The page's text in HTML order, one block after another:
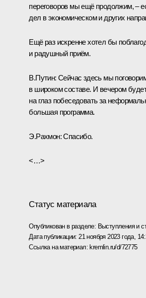
переговоров мы ещё продолжим, –
дел в экономическом и других
Ещё раз искренне хотел бы
и радушный приём.
В.Путин: Сейчас здесь мы
в широком составе. И вечером
на глаз побеседовать за
большая программа.
Э.Рахмон:Спасибо.
<…>
Статус материала
Опубликован в разделе: Выступления и
Дата публикации: 21 ноября 2023 года,
Ссылка на материал:kremlin.ru/d/72775